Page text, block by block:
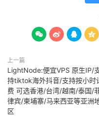
   
上一篇
LightNode:便宜VPS 原生IP/
持tiktok海外抖音/支持按小时
费 可选香港/台湾/越南/泰国/
律宾/柬埔寨/马来西亚等亚洲
区